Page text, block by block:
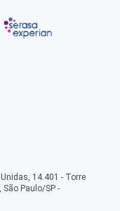
14.401 - Torre
Paulo/SP -